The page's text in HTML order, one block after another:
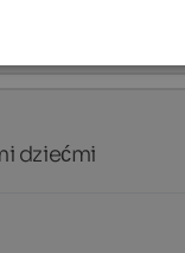
furnished. The
dziećmi